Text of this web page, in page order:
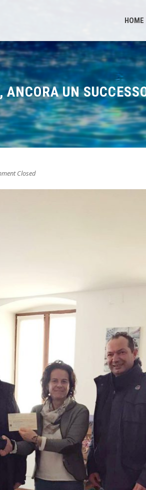
HOME
UN
Closed